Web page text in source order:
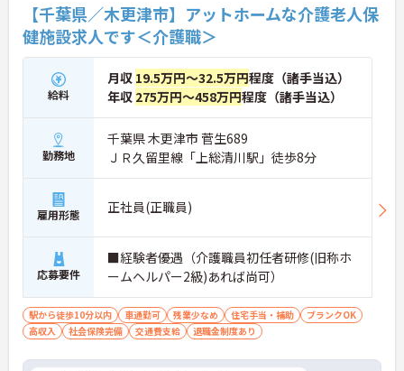
【千葉県／木更津市】アットホームな介護老人保
健施設求人です＜介護職＞
給料
月収 19.5万円～32.5万円程度（諸手当込）
年収 275万円～458万円程度（諸手当込）
勤務地
千葉県 木更津市 菅生689
ＪＲ久留里線「上総清川駅」徒歩8分
雇用形態 正社員(正職員)
応募要件
■経験者優遇（介護職員初任者研修(旧称ホ
ームヘルパー2級)あれば尚可）
駅から徒歩10分以内 車通勤可 残業少なめ 住宅手当・補助
ブランクOK
高収入
社会保険完備 交通費支給 退職金制度あり